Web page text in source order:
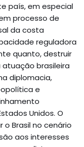
país, em especial
processo de
da costa
reguladora
quanto, destruir
brasileira
diplomacia,
e
Unidos. O
Brasil no cenário
aos interesses